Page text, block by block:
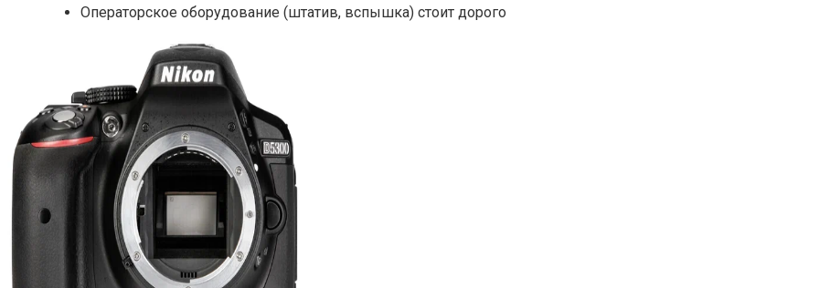
Операторское оборудование (штатив, вспышка) стоит дорого